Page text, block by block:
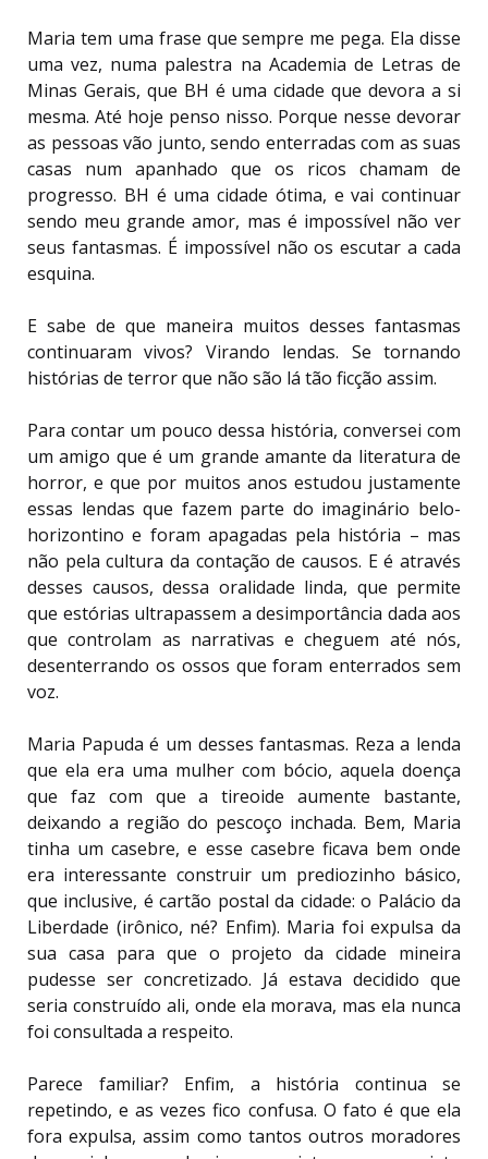
Maria tem uma frase que sempre me pega. Ela disse
uma vez, numa palestra na Academia de Letras de
Minas Gerais, que BH é uma cidade que devora a si
mesma. Até hoje penso nisso. Porque nesse devorar
as pessoas vão junto, sendo enterradas com as suas
casas num apanhado que os ricos chamam de
progresso. BH é uma cidade ótima, e vai continuar
sendo meu grande amor, mas é impossível não ver
seus fantasmas. É impossível não os escutar a cada
esquina.
E sabe de que maneira muitos desses fantasmas
continuaram vivos? Virando lendas. Se tornando
histórias de terror que não são lá tão ficção assim.
Para contar um pouco dessa história, conversei com
um amigo que é um grande amante da literatura de
horror, e que por muitos anos estudou justamente
essas lendas que fazem parte do imaginário belo-
horizontino e foram apagadas pela história – mas
não pela cultura da contação de causos. E é através
desses causos, dessa oralidade linda, que permite
que estórias ultrapassem a desimportância dada aos
que controlam as narrativas e cheguem até nós,
desenterrando os ossos que foram enterrados sem
voz.
Maria Papuda é um desses fantasmas. Reza a lenda
que ela era uma mulher com bócio, aquela doença
que faz com que a tireoide aumente bastante,
deixando a região do pescoço inchada. Bem, Maria
tinha um casebre, e esse casebre ficava bem onde
era interessante construir um prediozinho básico,
que inclusive, é cartão postal da cidade: o Palácio da
Liberdade (irônico, né? Enfim). Maria foi expulsa da
sua casa para que o projeto da cidade mineira
pudesse ser concretizado. Já estava decidido que
seria construído ali, onde ela morava, mas ela nunca
foi consultada a respeito.
Parece familiar? Enfim, a história continua se
repetindo, e as vezes fico confusa. O fato é que ela
fora expulsa, assim como tantos outros moradores